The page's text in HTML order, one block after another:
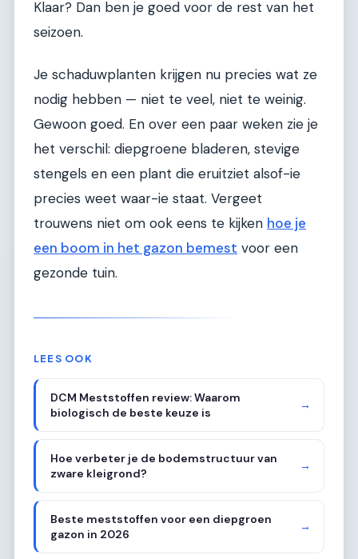
Klaar? Dan ben je goed voor de rest van het
seizoen.
Je schaduwplanten krijgen nu precies wat ze
nodig hebben — niet te veel, niet te weinig.
Gewoon goed. En over een paar weken zie je
het verschil: diepgroene bladeren, stevige
stengels en een plant die eruitziet alsof-ie
precies weet waar-ie staat. Vergeet
trouwens niet om ook eens te kijken hoe je
een boom in het gazon bemest voor een
gezonde tuin.
LEES OOK
DCM Meststoffen review: Waarom
biologisch de beste keuze is
→
Hoe verbeter je de bodemstructuur van
zware kleigrond?
→
Beste meststoffen voor een diepgroen
gazon in 2026
→